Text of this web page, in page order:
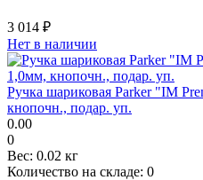
3 014 ₽
Нет в наличии
Ручка шариковая Parker "IM
кнопочн., подар. уп.
0.00
0
Вес: 0.02 кг
Количество на складе: 0